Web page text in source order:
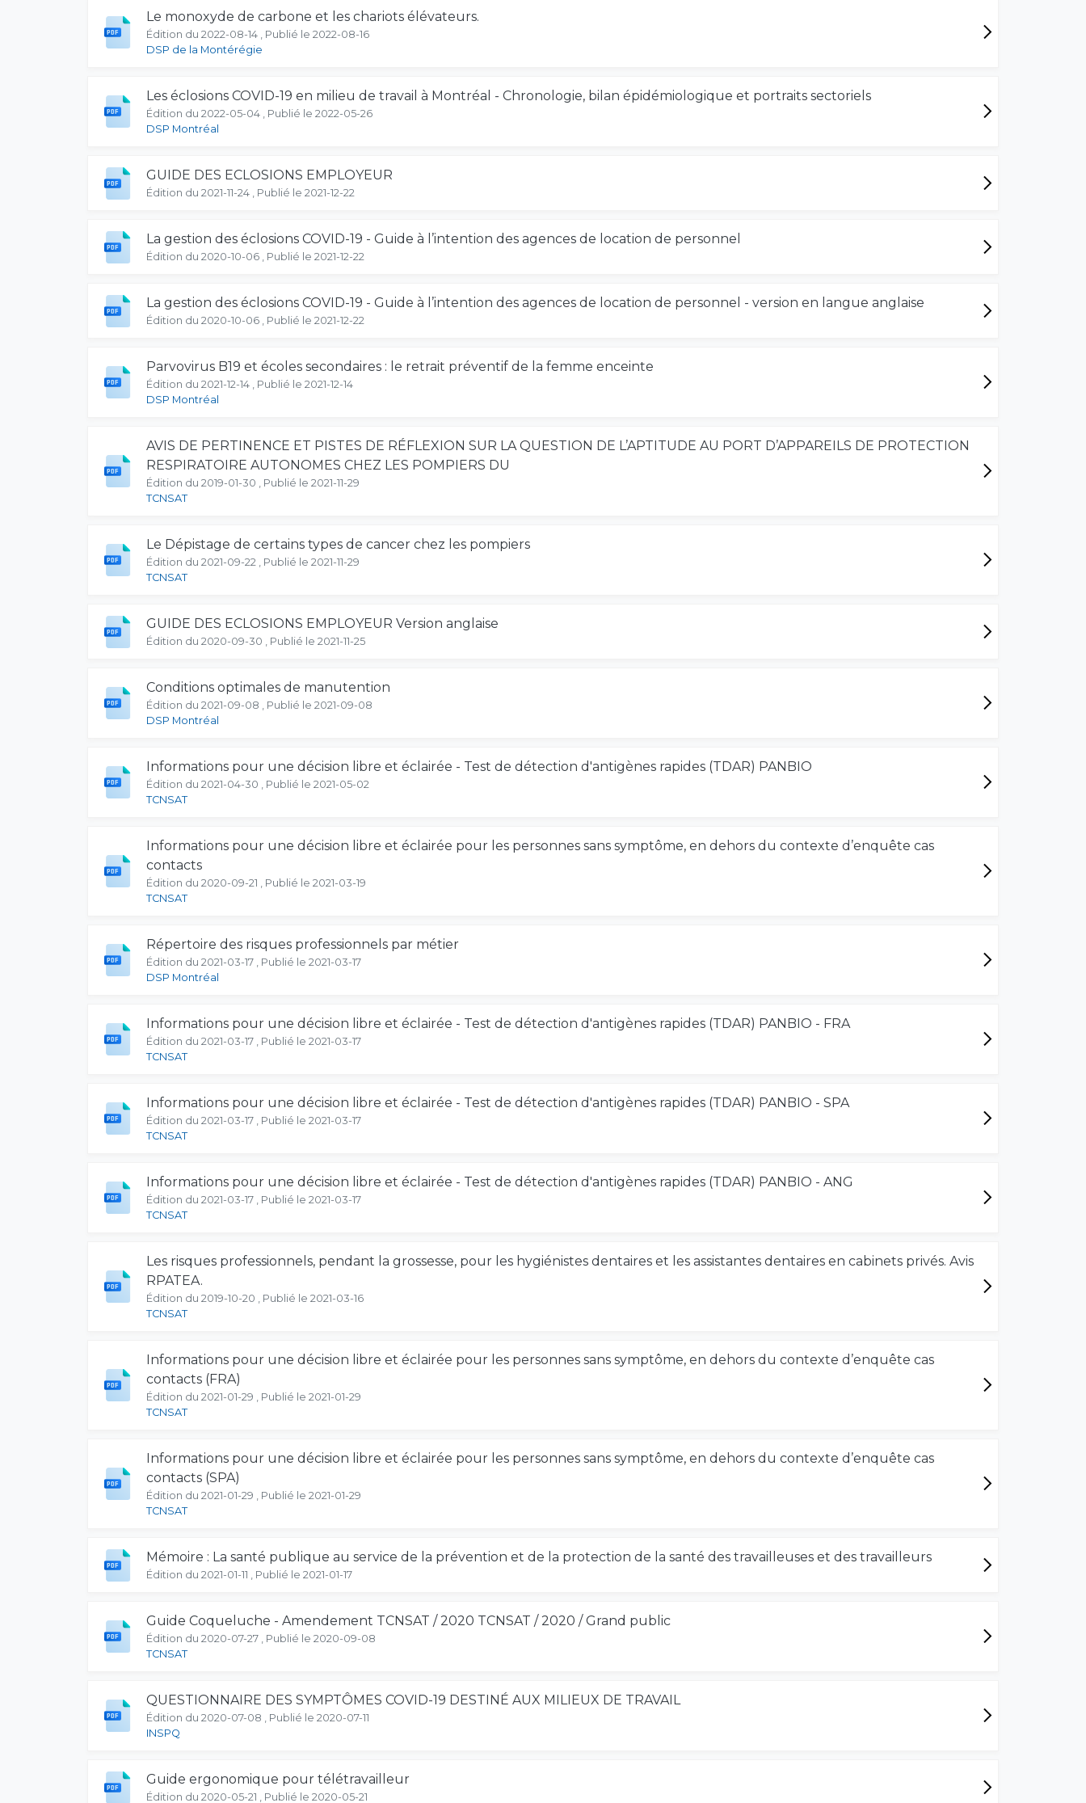
Le monoxyde de carbone et les chariots élévateurs.
Édition du 2022-08-14 , Publié le 2022-08-16
DSP de la Montérégie
Les éclosions COVID-19 en milieu de travail à Montréal - Chronologie, bilan épidémiologique et portraits sectoriels
Édition du 2022-05-04 , Publié le 2022-05-26
DSP Montréal
GUIDE DES ECLOSIONS EMPLOYEUR
Édition du 2021-11-24 , Publié le 2021-12-22
La gestion des éclosions COVID-19 - Guide à l’intention des agences de location de personnel
Édition du 2020-10-06 , Publié le 2021-12-22
La gestion des éclosions COVID-19 - Guide à l’intention des agences de location de personnel - version en langue anglaise
Édition du 2020-10-06 , Publié le 2021-12-22
Parvovirus B19 et écoles secondaires : le retrait préventif de la femme enceinte
Édition du 2021-12-14 , Publié le 2021-12-14
DSP Montréal
AVIS DE PERTINENCE ET PISTES DE RÉFLEXION SUR LA QUESTION DE L’APTITUDE AU PORT D’APPAREILS DE PROTECTION
RESPIRATOIRE AUTONOMES CHEZ LES POMPIERS DU
Édition du 2019-01-30 , Publié le 2021-11-29
TCNSAT
Le Dépistage de certains types de cancer chez les pompiers
Édition du 2021-09-22 , Publié le 2021-11-29
TCNSAT
GUIDE DES ECLOSIONS EMPLOYEUR Version anglaise
Édition du 2020-09-30 , Publié le 2021-11-25
Conditions optimales de manutention
Édition du 2021-09-08 , Publié le 2021-09-08
DSP Montréal
Informations pour une décision libre et éclairée - Test de détection d'antigènes rapides (TDAR) PANBIO
Édition du 2021-04-30 , Publié le 2021-05-02
TCNSAT
Informations pour une décision libre et éclairée pour les personnes sans symptôme, en dehors du contexte d’enquête cas
contacts
Édition du 2020-09-21 , Publié le 2021-03-19
TCNSAT
Répertoire des risques professionnels par métier
Édition du 2021-03-17 , Publié le 2021-03-17
DSP Montréal
Informations pour une décision libre et éclairée - Test de détection d'antigènes rapides (TDAR) PANBIO - FRA
Édition du 2021-03-17 , Publié le 2021-03-17
TCNSAT
Informations pour une décision libre et éclairée - Test de détection d'antigènes rapides (TDAR) PANBIO - SPA
Édition du 2021-03-17 , Publié le 2021-03-17
TCNSAT
Informations pour une décision libre et éclairée - Test de détection d'antigènes rapides (TDAR) PANBIO - ANG
Édition du 2021-03-17 , Publié le 2021-03-17
TCNSAT
Les risques professionnels, pendant la grossesse, pour les hygiénistes dentaires et les assistantes dentaires en cabinets privés. Avis
RPATEA.
Édition du 2019-10-20 , Publié le 2021-03-16
TCNSAT
Informations pour une décision libre et éclairée pour les personnes sans symptôme, en dehors du contexte d’enquête cas
contacts (FRA)
Édition du 2021-01-29 , Publié le 2021-01-29
TCNSAT
Informations pour une décision libre et éclairée pour les personnes sans symptôme, en dehors du contexte d’enquête cas
contacts (SPA)
Édition du 2021-01-29 , Publié le 2021-01-29
TCNSAT
Mémoire : La santé publique au service de la prévention et de la protection de la santé des travailleuses et des travailleurs
Édition du 2021-01-11 , Publié le 2021-01-17
Guide Coqueluche - Amendement TCNSAT / 2020 TCNSAT / 2020 / Grand public
Édition du 2020-07-27 , Publié le 2020-09-08
TCNSAT
QUESTIONNAIRE DES SYMPTÔMES COVID-19 DESTINÉ AUX MILIEUX DE TRAVAIL
Édition du 2020-07-08 , Publié le 2020-07-11
INSPQ
Guide ergonomique pour télétravailleur
Édition du 2020-05-21 , Publié le 2020-05-21